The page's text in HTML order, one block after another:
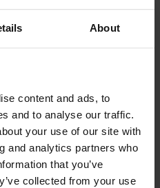
About
content and ads, to
and to analyse our traffic.
your use of our site with
and analytics partners who
that you’ve
collected from your use
Jacke ist es
6 % Elastan
cm groß und trägt Größe M.